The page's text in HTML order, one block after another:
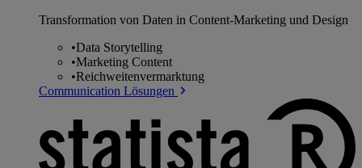
Transformation von Daten in Content-Marketing und Design
•Data Storytelling
•Marketing Content
•Reichweitenvermarktung
Communication Lösungen